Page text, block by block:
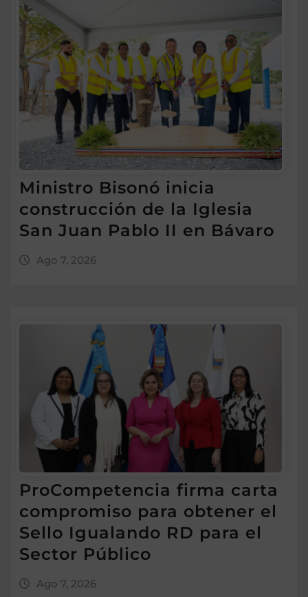
Ministro Bisonó inicia
construcción de la Iglesia
San Juan Pablo II en Bávaro
Ago 7, 2026
ProCompetencia firma carta
compromiso para obtener el
Sello Igualando RD para el
Sector Público
Ago 7, 2026